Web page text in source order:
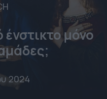
ένστικτο μόνο
2024